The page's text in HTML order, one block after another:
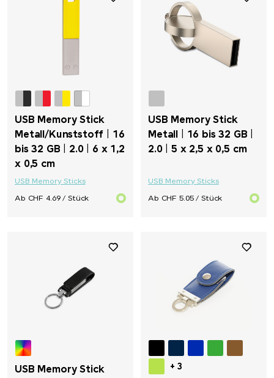
USB Memory Stick
Metall/Kunststoff | 16
bis 32 GB | 2.0 | 6 x 1,2
x 0,5 cm
USB Memory Sticks
Ab CHF 4.69 / Stück
USB Memory Stick
Metall | 16 bis 32 GB |
2.0 | 5 x 2,5 x 0,5 cm
USB Memory Sticks
Ab CHF 5.05 / Stück
USB Memory Stick
+ 3